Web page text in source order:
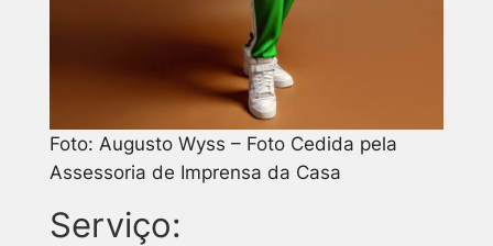
Foto: Augusto Wyss – Foto Cedida pela
Assessoria de Imprensa da Casa
Serviço: